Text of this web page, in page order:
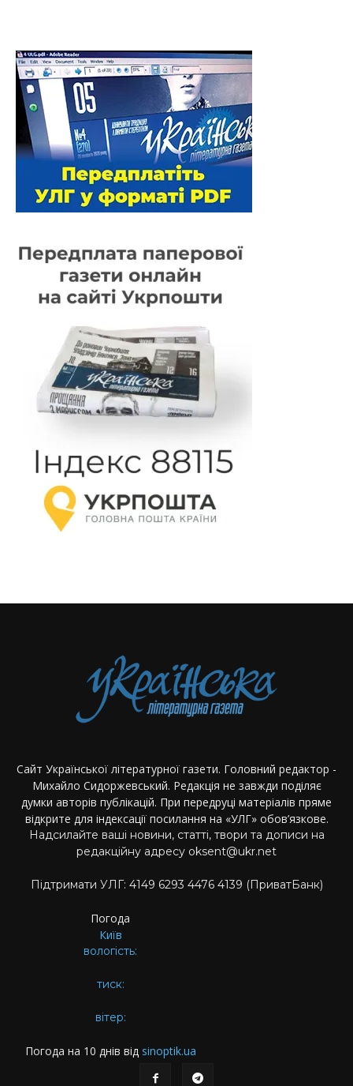
Сайт Української літературної газети. Головний редактор -
Михайло Сидоржевський. Редакція не завжди поділяє
думки авторів публікацій. При передруці матеріалів пряме
відкрите для індексації посилання на «УЛГ» обов’язкове.
Надсилайте ваші новини, статті, твори та дописи на
редакційну адресу oksent@ukr.net
Підтримати УЛГ: 4149 6293 4476 4139 (ПриватБанк)
Погода
Київ
вологість:
тиск:
вітер:
Погода на 10 днів від sinoptik.ua